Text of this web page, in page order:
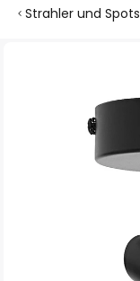
Strahler und Spots